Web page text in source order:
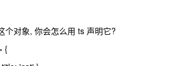
个对象, 你会怎么用 ts 声明它?
{